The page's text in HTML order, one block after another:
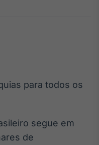
Label
para
segue em
de